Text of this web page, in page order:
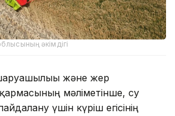
әкімдігі
және жер
мәліметінше, су
үшін күріш егісінің